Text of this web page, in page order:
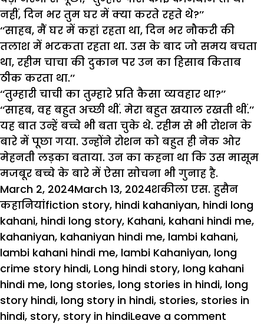
नहीं, दिन भर तुम घर में क्या करते रहते थे?’’
‘‘साहब, मैं घर में कहां रहता था, दिन भर नौकरी की
तलाश में भटकता रहता था. उस के बाद जो समय बचता
था, रहीम चाचा की दुकान पर उन का हिसाब किताब
ठीक करता था.’’
‘‘तुम्हारी चाची का तुम्हारे प्रति कैसा व्यवहार था?’’
‘‘साहब, वह बहुत अच्छी थीं. मेरा बहुत खयाल रखती थीं.’’
यह बात उन्हें बच्चे भी बता चुके थे. रहीम से भी रोशन के
बारे में पूछा गया. उन्होंने रोशन को बहुत ही नेक ओर
मेहनती लड़का बताया. उन का कहना था कि उस मासूम
मजबूर बच्चे के बारे में ऐसा सोचना भी गुनाह है.
Posted
on
March 2, 2024March 13, 2024Author
शकीला एस. हुसैन
कहानियांTags
fiction story, hindi kahaniyan, hindi long
kahani, hindi long story, Kahani, kahani hindi me,
kahaniyan, kahaniyan hindi me, lambi kahani,
lambi kahani hindi me, lambi Kahaniyan, long
crime story hindi, Long hindi story, long kahani
hindi me, long stories, long stories in hindi, long
story hindi, long story in hindi, stories, stories in
hindi, story, story in hindiLeave a comment